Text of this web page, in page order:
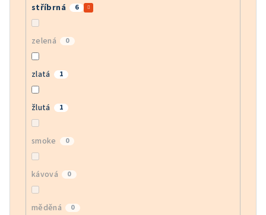
stříbrná 6
zelená 0
zlatá 1
žlutá 1
smoke 0
kávová 0
měděná 0